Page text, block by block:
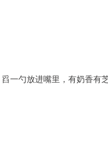
一勺放进嘴里，有奶香有